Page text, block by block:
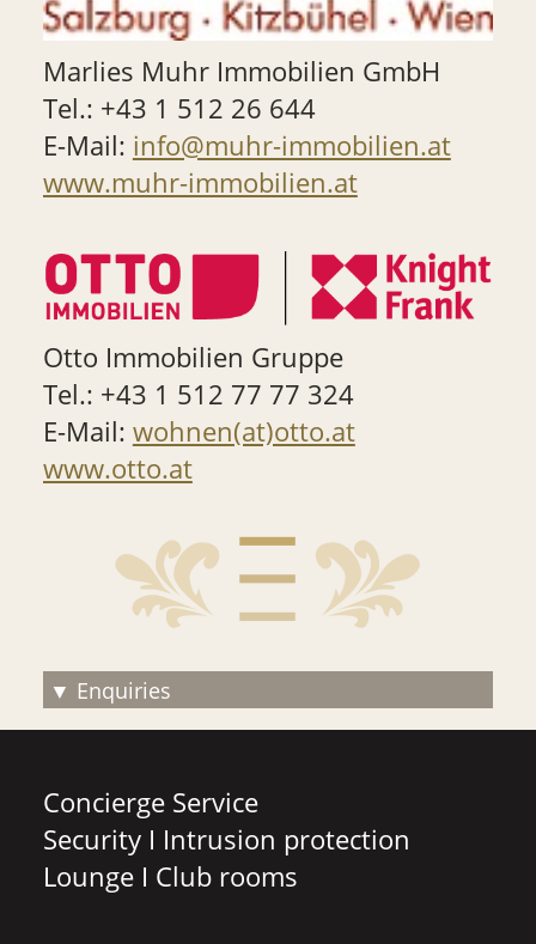
Marlies Muhr Immobilien GmbH
Tel.: +43 1 512 26 644
E-Mail: info@muhr-immobilien.at
www.muhr-immobilien.at
Otto Immobilien Gruppe
Tel.: +43 1 512 77 77 324
E-Mail: wohnen(at)otto.at
www.otto.at
Enquiries
Concierge Service
Security I Intrusion protection
Lounge I Club rooms